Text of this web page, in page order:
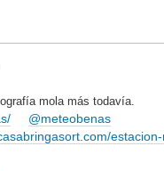
mola más todavía.
@meteobenas